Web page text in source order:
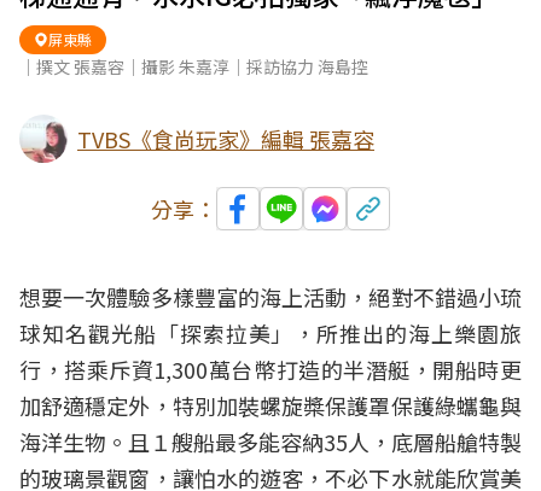
屏東縣
｜撰文 張嘉容｜攝影 朱嘉淳｜採訪協力 海島控
TVBS《食尚玩家》編輯 張嘉容
分享：
想要一次體驗多樣豐富的海上活動，絕對不錯過小琉
球知名觀光船「探索拉美」，所推出的海上樂園旅
行 ，搭乘斥資1,300萬台幣打造的半潛艇，開船時更
加舒適穩定外，特別加裝螺旋槳保護罩保護綠蠵龜與
海洋生物。且１艘船最多能容納35人，底層船艙特製
的玻璃景觀窗，讓怕水的遊客，不必下水就能欣賞美